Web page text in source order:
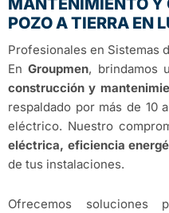
MANTENIMIENTO Y
POZO A TIERRA EN
Profesionales en Sistemas
EnGroupmen, brindamos
construcción y
respaldado por más de 10
eléctrico. Nuestro
eléctrica, eficiencia
de tus instalaciones.
Ofrecemos soluciones